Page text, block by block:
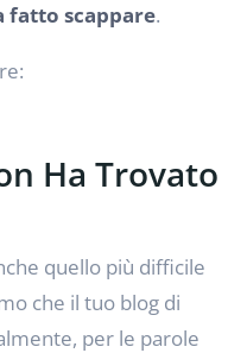
fatto scappare.
Ha Trovato
quello più difficile
che il tuo blog di
per le parole